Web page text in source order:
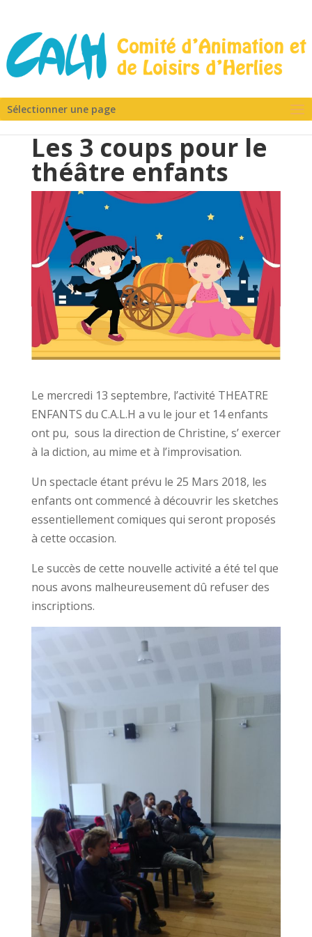
Sélectionner une page
Les 3 coups pour le
théâtre enfants
Le mercredi 13 septembre, l’activité THEATRE
ENFANTS du C.A.L.H a vu le jour et 14 enfants
ont pu, sous la direction de Christine, s’ exercer
à la diction, au mime et à l’improvisation.
Un spectacle étant prévu le 25 Mars 2018, les
enfants ont commencé à découvrir les sketches
essentiellement comiques qui seront proposés
à cette occasion.
Le succès de cette nouvelle activité a été tel que
nous avons malheureusement dû refuser des
inscriptions.